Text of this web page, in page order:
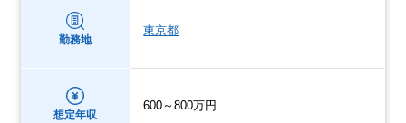
勤務地
東京都
想定年収
600～800万円